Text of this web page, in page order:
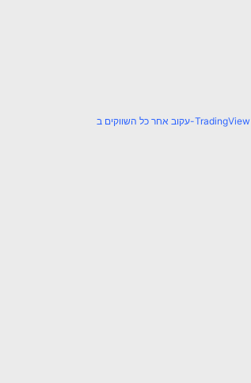
עקוב אחר כל השווקים ב-TradingView